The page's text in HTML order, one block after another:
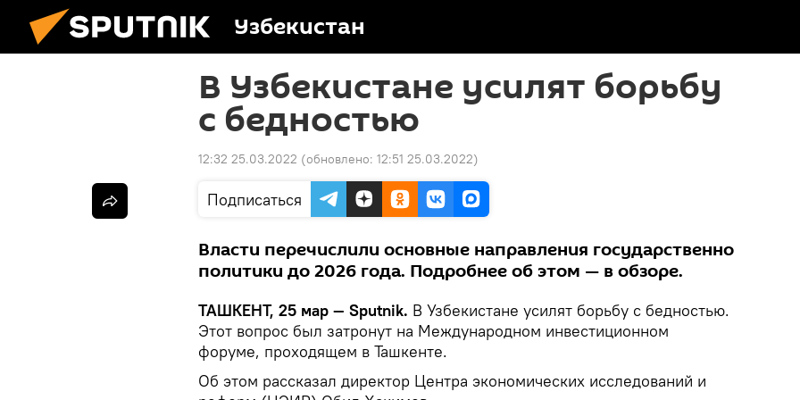
Узбекистан
В Узбекистане усилят борьбу
с бедностью
12:32 25.03.2022 (обновлено: 12:51 25.03.2022)
Подписаться
Власти перечислили основные направления государственно
политики до 2026 года. Подробнее об этом — в обзоре.
ТАШКЕНТ, 25 мар — Sputnik. В Узбекистане усилят борьбу с бедностью.
Этот вопрос был затронут на Международном инвестиционном
форуме, проходящем в Ташкенте.
Об этом рассказал директор Центра экономических исследований и